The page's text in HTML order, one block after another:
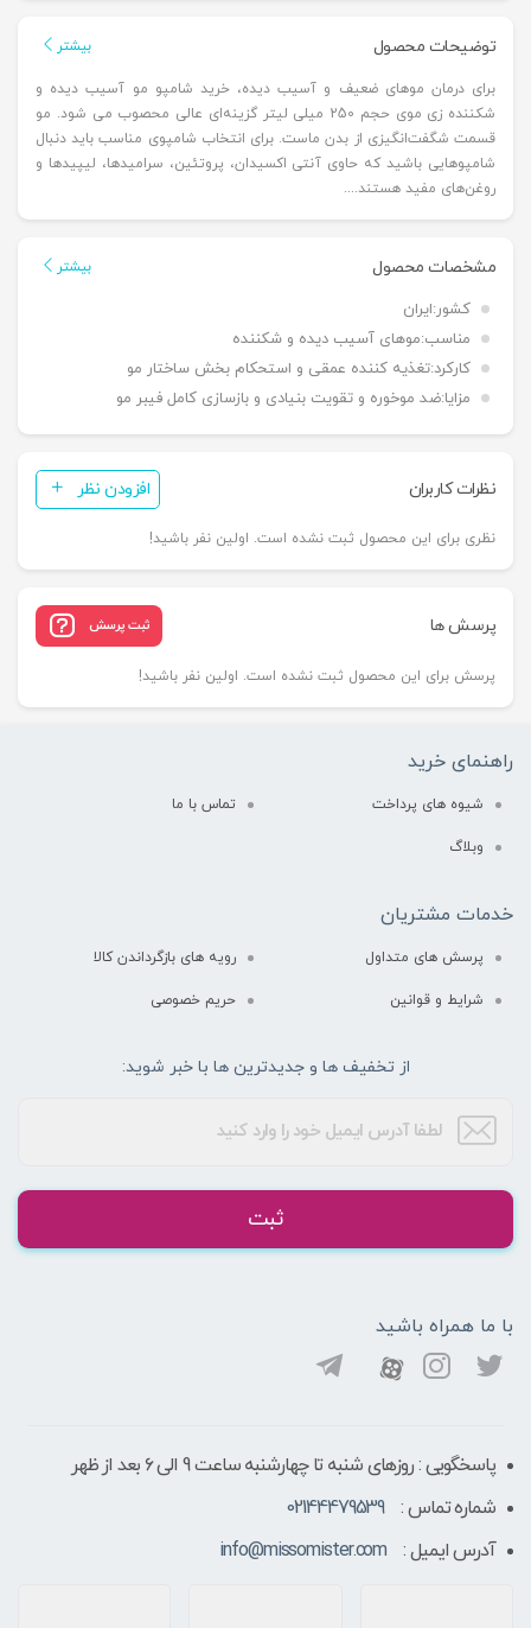
توضیحات محصول بیشتر
برای درمان موهای ضعیف و آسیب دیده، خرید شامپو مو آسیب دیده و
شکننده زی موی حجم 250 میلی لیتر گزینه‌ای عالی محصوب می شود. مو
قسمت شگفت‌انگیزی از بدن ماست. برای انتخاب شامپوی مناسب باید دنبال
شامپوهایی باشید که حاوی آنتی اکسیدان، پروتئین، سرامیدها، لیپیدها و
روغن‌های مفید هستند....
مشخصات محصول بیشتر
کشور:ایران
مناسب:موهای آسیب دیده و شکننده
کارکرد:تغذیه کننده عمقی و استحکام بخش ساختار مو
مزایا:ضد موخوره و تقویت بنیادی و بازسازی کامل فیبر مو
نظرات کاربران افزودن نظر
نظری برای این محصول ثبت نشده است. اولین نفر باشید!
پرسش ها ثبت پرسش
پرسش برای این محصول ثبت نشده است. اولین نفر باشید!
راهنمای خرید
شیوه های پرداخت تماس با ما
وبلاگ
خدمات مشتریان
پرسش های متداول رویه های بازگرداندن کالا
شرایط و قوانین حریم خصوصی
از تخفیف ها و جدیدترین ها با خبر شوید:
ثبت
با ما همراه باشید
پاسخگویی : روزهای شنبه تا چهارشنبه ساعت 9 الی ۶ بعد از ظهر
شماره تماس :
02144479539
آدرس ایمیل :
info@missomister.com